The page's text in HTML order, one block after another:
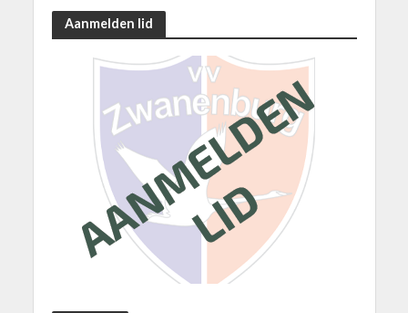
Aanmelden lid